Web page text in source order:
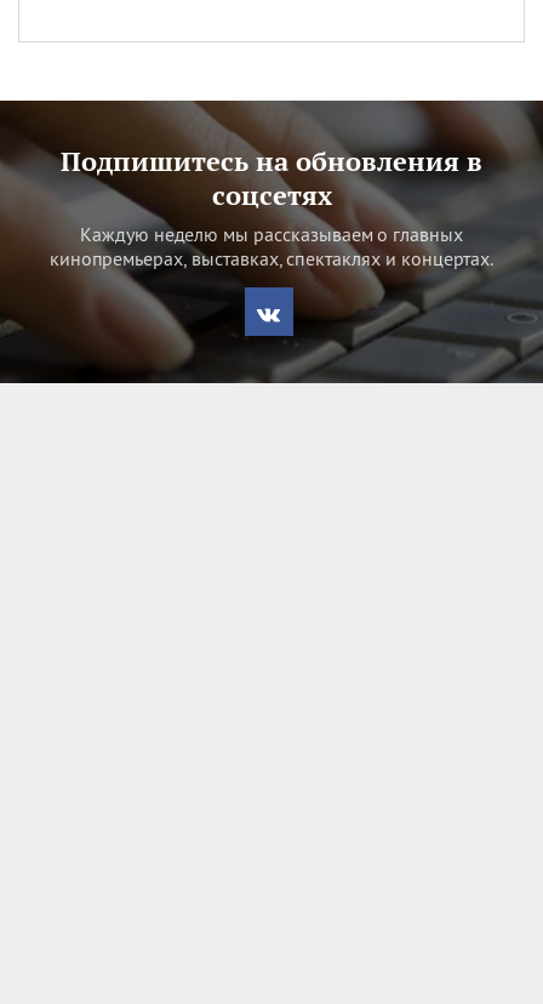
Подпишитесь на обновления в
соцсетях
Каждую неделю мы рассказываем о главных
кинопремьерах, выставках, спектаклях и концертах.